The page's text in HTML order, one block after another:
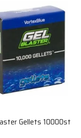
Gellets 10000st